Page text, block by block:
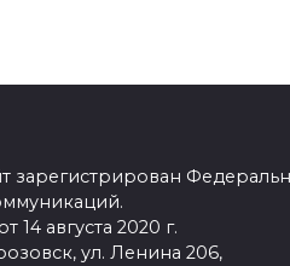
зарегистрирован
августа 2020 г.
ул. Ленина 206,